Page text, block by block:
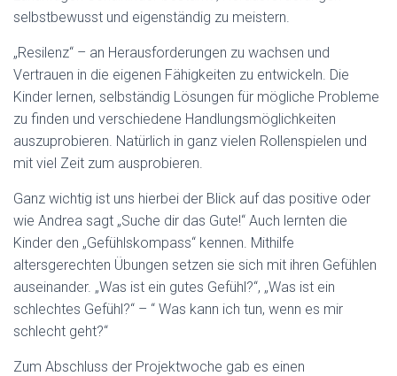
selbstbewusst und eigenständig zu meistern.
„Resilenz“ – an Herausforderungen zu wachsen und
Vertrauen in die eigenen Fähigkeiten zu entwickeln. Die
Kinder lernen, selbständig Lösungen für mögliche Probleme
zu finden und verschiedene Handlungsmöglichkeiten
auszuprobieren. Natürlich in ganz vielen Rollenspielen und
mit viel Zeit zum ausprobieren.
Ganz wichtig ist uns hierbei der Blick auf das positive oder
wie Andrea sagt „Suche dir das Gute!“ Auch lernten die
Kinder den „Gefühlskompass“ kennen. Mithilfe
altersgerechten Übungen setzen sie sich mit ihren Gefühlen
auseinander. „Was ist ein gutes Gefühl?“, „Was ist ein
schlechtes Gefühl?“ – “ Was kann ich tun, wenn es mir
schlecht geht?“
Zum Abschluss der Projektwoche gab es einen